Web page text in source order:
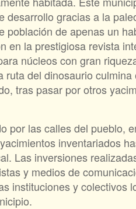
desarrollo gracias a la
población de apenas un
en la prestigiosa revista
núcleos con gran
del dinosaurio culmina
tras pasar por otros
por las calles del pueblo,
inventariados
Las inversiones
y medios de
instituciones y colectivos